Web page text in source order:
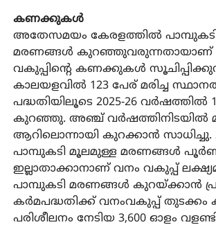
കണക്കുകൾ
അതേസമയം കേരളത്തിൽ
മരണങ്ങൾ കുറഞ്ഞുവരുന്നതായാണ്
വകുപ്പിന്റെ കണക്കുകൾ
കാലയളവിൽ 123 പേര് മരിച്ച
പദ്ധതിയിലൂടെ 2025-26 വർഷത്തിൽ
കുറഞ്ഞു. അഞ്ച് വർഷത്തിനിടയിൽ
ആറിലൊന്നായി കുറക്കാൻ സാധിച്ചു.
പാമ്പുകടി മൂലമുള്ള മരണങ്ങൾ
ഇല്ലാതാക്കാനാണ് വനം വകുപ്പ്
പാമ്പുകടി മരണങ്ങൾ കുറയ്ക്കാൻ
കർമപദ്ധതിക്ക് വനംവകുപ്പ് തുടക്കം
പരിശീലനം നേടിയ 3,600 ഓളം